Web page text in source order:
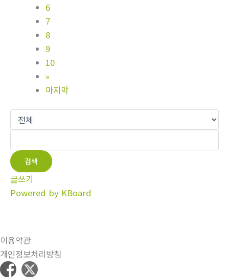
6
7
8
9
10
»
마지막
검색
글쓰기
Powered by KBoard
이용약관
개인정보처리방침